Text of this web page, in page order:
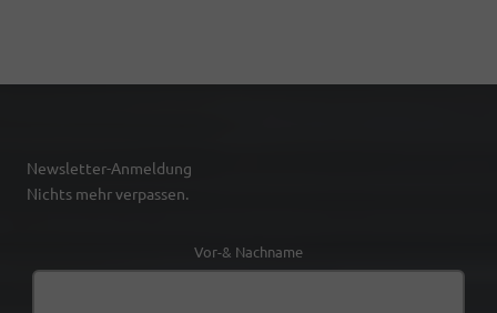
Newsletter-Anmeldung
Nichts mehr verpassen.
Vor-& Nachname